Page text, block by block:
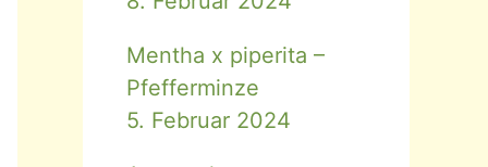
Mentha x piperita –
Pfefferminze
5. Februar 2024